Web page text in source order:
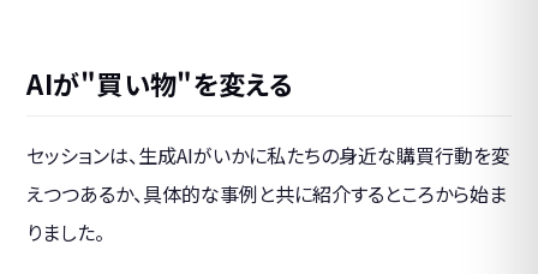
AIが"買い物"を変える
セッションは、生成AIがいかに私たちの身近な購買行動を変
えつつあるか、具体的な事例と共に紹介するところから始ま
りました。